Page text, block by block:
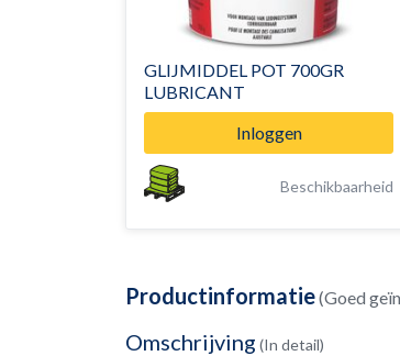
GLIJMIDDEL POT 700GR
LUBRICANT
Inloggen
Beschikbaarheid
Productinformatie(Goed
Omschrijving (In detail)